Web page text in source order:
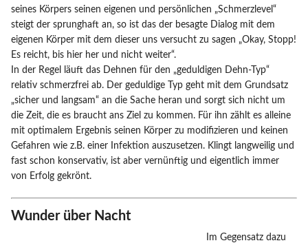
seines Körpers seinen eigenen und persönlichen „Schmerzlevel“
steigt der sprunghaft an, so ist das der besagte Dialog mit dem
eigenen Körper mit dem dieser uns versucht zu sagen „Okay, Stopp!
Es reicht, bis hier her und nicht weiter“.
In der Regel läuft das Dehnen für den „geduldigen Dehn-Typ“
relativ schmerzfrei ab. Der geduldige Typ geht mit dem Grundsatz
„sicher und langsam“ an die Sache heran und sorgt sich nicht um
die Zeit, die es braucht ans Ziel zu kommen. Für ihn zählt es alleine
mit optimalem Ergebnis seinen Körper zu modifizieren und keinen
Gefahren wie z.B. einer Infektion auszusetzen. Klingt langweilig und
fast schon konservativ, ist aber vernünftig und eigentlich immer
von Erfolg gekrönt.
Wunder über Nacht
Im Gegensatz dazu